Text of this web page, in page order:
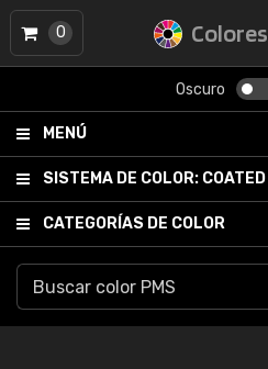
Colores
Oscuro
MENÚ
SISTEMA DE COLOR: COATED
CATEGORÍAS DE COLOR
0